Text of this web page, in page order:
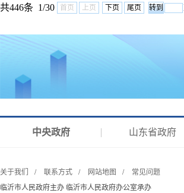
共446条 1/30 首页 上页 下页 尾页
中央政府 山东省政府
关于我们 / 联系方式 / 网站地图 /
常见问题
临沂市人民政府主办 临沂市人民政府办公室承办